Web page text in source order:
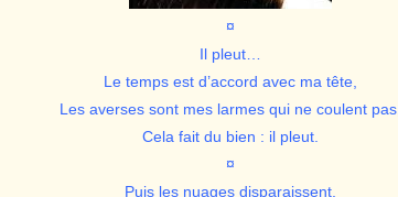
¤
Il pleut…
Le temps est d’accord avec ma tête,
Les averses sont mes larmes qui ne coulent pas,
Cela fait du bien : il pleut.
¤
Puis les nuages disparaissent,